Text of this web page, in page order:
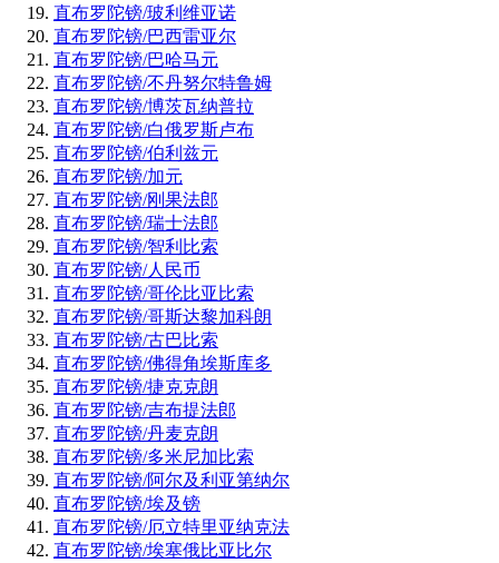
直布罗陀镑/玻利维亚诺
直布罗陀镑/巴西雷亚尔
直布罗陀镑/巴哈马元
直布罗陀镑/不丹努尔特鲁姆
直布罗陀镑/博茨瓦纳普拉
直布罗陀镑/白俄罗斯卢布
直布罗陀镑/伯利兹元
直布罗陀镑/加元
直布罗陀镑/刚果法郎
直布罗陀镑/瑞士法郎
直布罗陀镑/智利比索
直布罗陀镑/人民币
直布罗陀镑/哥伦比亚比索
直布罗陀镑/哥斯达黎加科朗
直布罗陀镑/古巴比索
直布罗陀镑/佛得角埃斯库多
直布罗陀镑/捷克克朗
直布罗陀镑/吉布提法郎
直布罗陀镑/丹麦克朗
直布罗陀镑/多米尼加比索
直布罗陀镑/阿尔及利亚第纳尔
直布罗陀镑/埃及镑
直布罗陀镑/厄立特里亚纳克法
直布罗陀镑/埃塞俄比亚比尔